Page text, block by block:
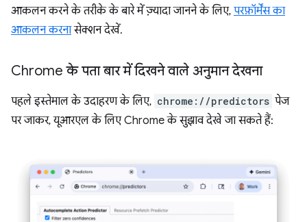
आकलन करने के तरीके के बारे में ज़्यादा जानने के लिए, परफ़ॉर्मेंस का
आकलन करनासेक्शन देखें.
Chrome के पता बार में दिखने वाले अनुमान देखना
पहले इस्तेमाल के उदाहरण के लिए, chrome://predictors पेज
पर जाकर, यूआरएल के लिए Chrome के सुझाव देखे जा सकते हैं: